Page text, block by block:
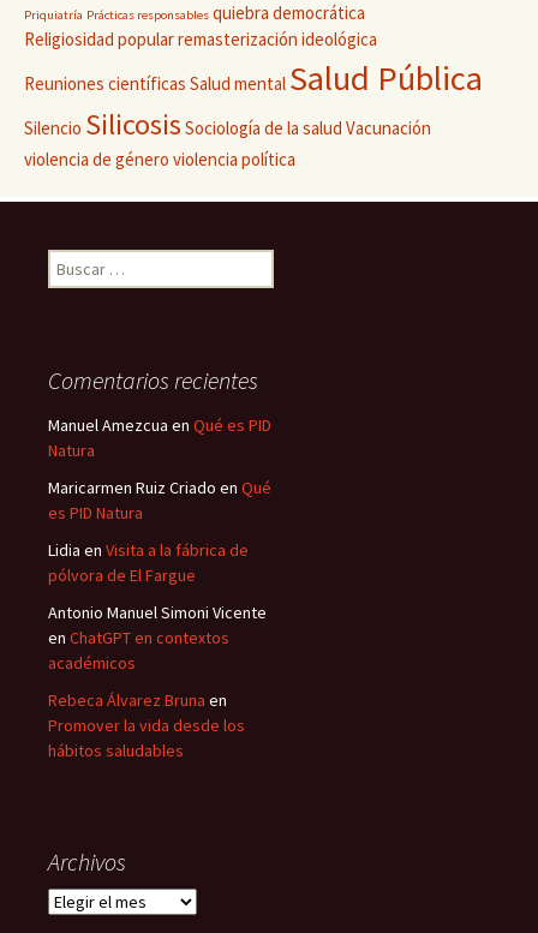
Priquiatría Prácticas responsables quiebra democrática
Religiosidad popularremasterización ideológica
Reuniones científicas Salud mental Salud Pública
Silencio Silicosis Sociología de la salud Vacunación
violencia de género violencia política
Buscar:
Comentarios recientes
Manuel Amezcua en Qué es PID
Natura
Maricarmen Ruiz Criado en Qué
es PID Natura
Lidia en Visita a la fábrica de
pólvora de El Fargue
Antonio Manuel Simoni Vicente
en ChatGPT en contextos
académicos
Rebeca Álvarez Bruna en
Promover la vida desde los
hábitos saludables
Archivos
Archivos